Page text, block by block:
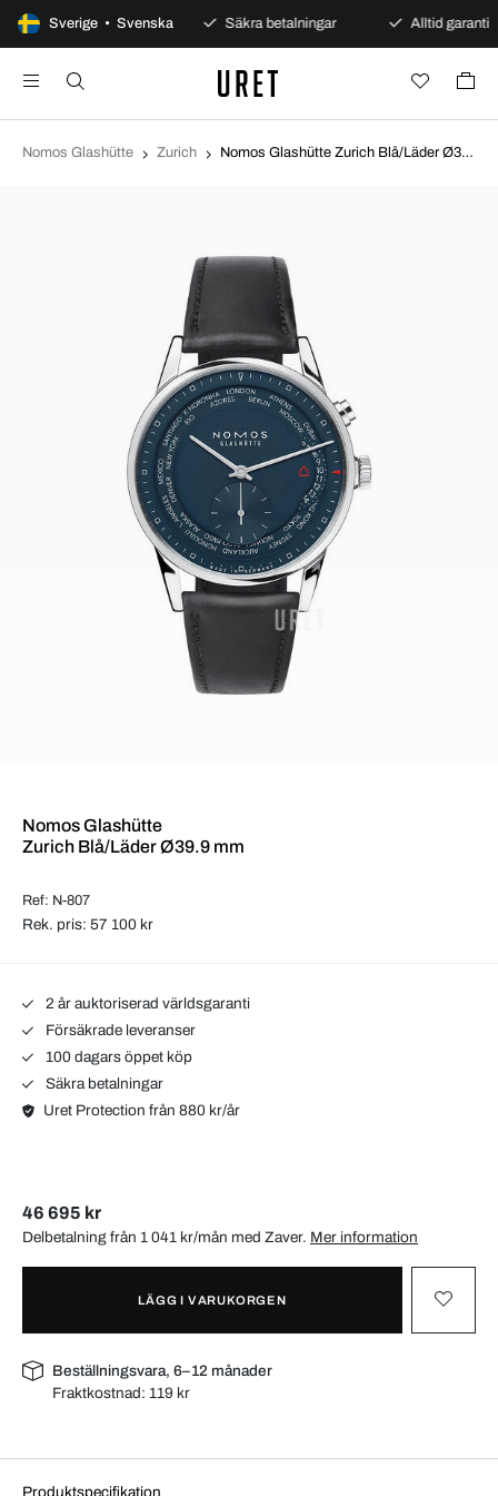
Sverige • Svenska
100 dagars öppet köp Säkra betalningar Alltid garanti
Nomos Glashütte Zurich Nomos Glashütte Zurich Blå/Läder Ø39.9 mm N-807
Nomos Glashütte
Zurich Blå/Läder Ø39.9 mm
Ref: N-807
Rek. pris: 57 100 kr
2 år auktoriserad världsgaranti
Försäkrade leveranser
100 dagars öppet köp
Säkra betalningar
Uret Protection från 880 kr/år
46 695 kr
Delbetalning från 1 041 kr/mån med Zaver. Mer information
LÄGG I VARUKORGEN
Beställningsvara, 6–12 månader
Fraktkostnad: 119 kr
Produktspecifikation